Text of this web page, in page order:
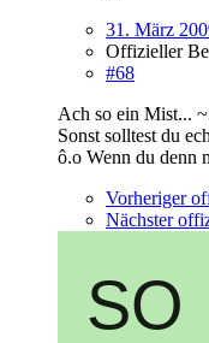
31. März
Offizieller
#68
Ach so ein Mist...
Sonst solltest du
ô.o Wenn du denn
Vorheriger
Nächster